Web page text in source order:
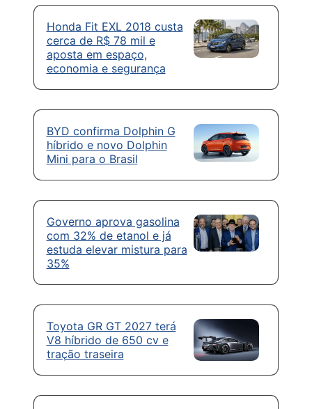
Honda Fit EXL 2018 custa
cerca de R$ 78 mil e
aposta em espaço,
economia e segurança
BYD confirma Dolphin G
híbrido e novo Dolphin
Mini para o Brasil
Governo aprova gasolina
com 32% de etanol e já
estuda elevar mistura para
35%
Toyota GR GT 2027 terá
V8 híbrido de 650 cv e
tração traseira